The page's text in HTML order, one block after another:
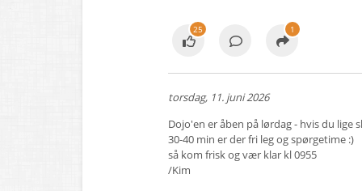
25 1
torsdag, 11. juni 2026
Dojo'en er åben på lørdag - hvis du
30-40 min er der fri leg og spørgetime :)
så kom frisk og vær klar kl 0955
/Kim